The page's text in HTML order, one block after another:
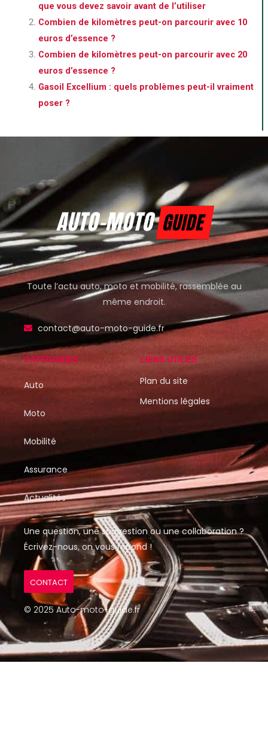
que vous devez savoir avant de l’utiliser
Combien de kilomètres peut-on parcourir avec 10
euros d’essence ?
Combien de kilomètres peut-on parcourir avec 20
euros d’essence ?
Gasoil Excellium : quels problèmes peut-il vraiment
poser ?
Toute l’actu auto, moto et mobilité, rassemblée au
même endroit.
contact@auto-moto-guide.fr
CATÉGORIES
Auto
Moto
Mobilité
Assurance
Actualités
LIENS UTILES
Plan du site
Mentions légales
Une question, une suggestion ou une collaboration ?
Écrivez-nous, on vous répond !
CONTACT
© 2025 Auto-moto-guide.fr